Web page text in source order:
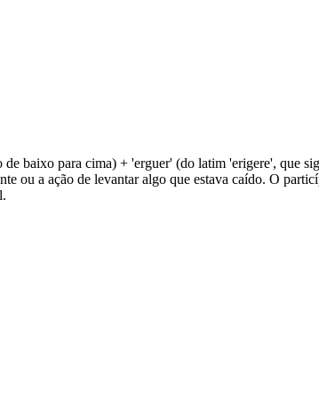
baixo para cima) + 'erguer' (do latim 'erigere', que
ou a ação de levantar algo que estava caído. O